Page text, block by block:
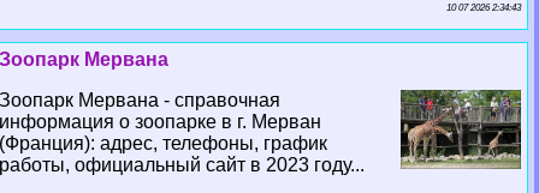
10 07 2026 2:34:43
Зоопарк Мервана
Зоопарк Мервана - справочная
информация о зоопарке в г. Мерван
(Франция): адрес, телефоны, график
работы, официальный сайт в 2023 году...